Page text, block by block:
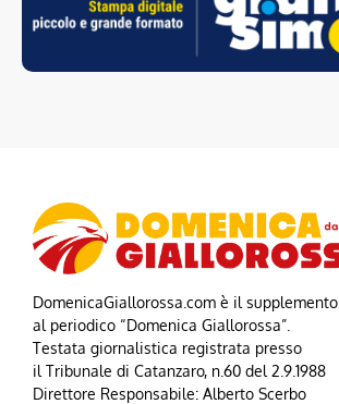
DomenicaGiallorossa.com è il supplemento
al periodico “Domenica Giallorossa”.
Testata giornalistica registrata presso
il Tribunale di Catanzaro, n.60 del 2.9.1988
Direttore Responsabile: Alberto Scerbo